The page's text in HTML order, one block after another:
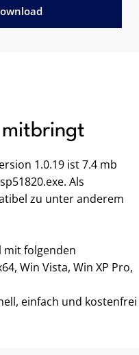
mitbringt
1.0.19 ist 7.4 mb
Als
zu unter anderem
mit folgenden
Win Vista, Win XP Pro,
einfach und kostenfrei